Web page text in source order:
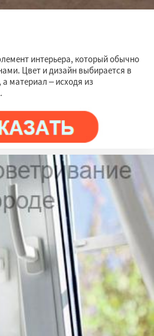
интерьера, который обычно
Цвет и дизайн выбирается в
материал – исходя из